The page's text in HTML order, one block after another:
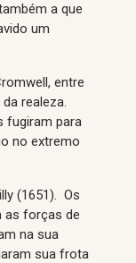
a que
um
entre
realeza.
fugiram para
no extremo
(1651). Os
as forças de
na sua
sua frota